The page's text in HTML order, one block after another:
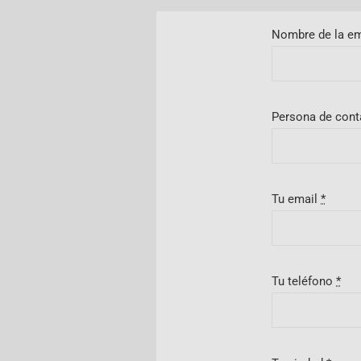
Nombre de la
Persona de
Tu email*
Tu teléfono*